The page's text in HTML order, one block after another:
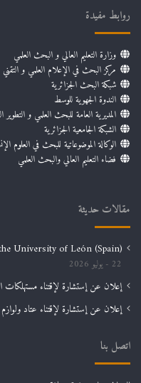
روابط مفيدة
وزارة التعليم العالي و البحث العلمي
مركز البحث في الإعلام العلمي و التقني
شبكة البحث الجزائرية
الندوة الجهوية للوسط
المديرية العامة للبحث العلمي و التطوير
الشبكة الجامعية الجزائرية
الوكالة الموضوعاتية للبحث في العلوم
فضاء التعليم العالي والبحث العلمي
مقالات حديثة
University of León (Spain)
22 يوليو 2026
إعلان عن إستشارة لإقتناء مستهلكات
إعلان عن إستشارة لإقتناء عتاد
اتصل بنا